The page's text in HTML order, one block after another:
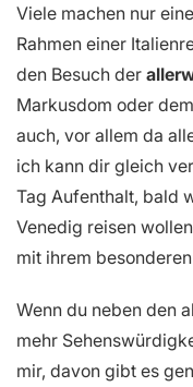
Viele machen nur
Rahmen einer
den Besuch der
Markusdom oder
auch, vor allem da
ich kann dir gleich
Tag Aufenthalt, bald
Venedig reisen
mit ihrem
Wenn du neben den
mehr
mir, davon gibt es